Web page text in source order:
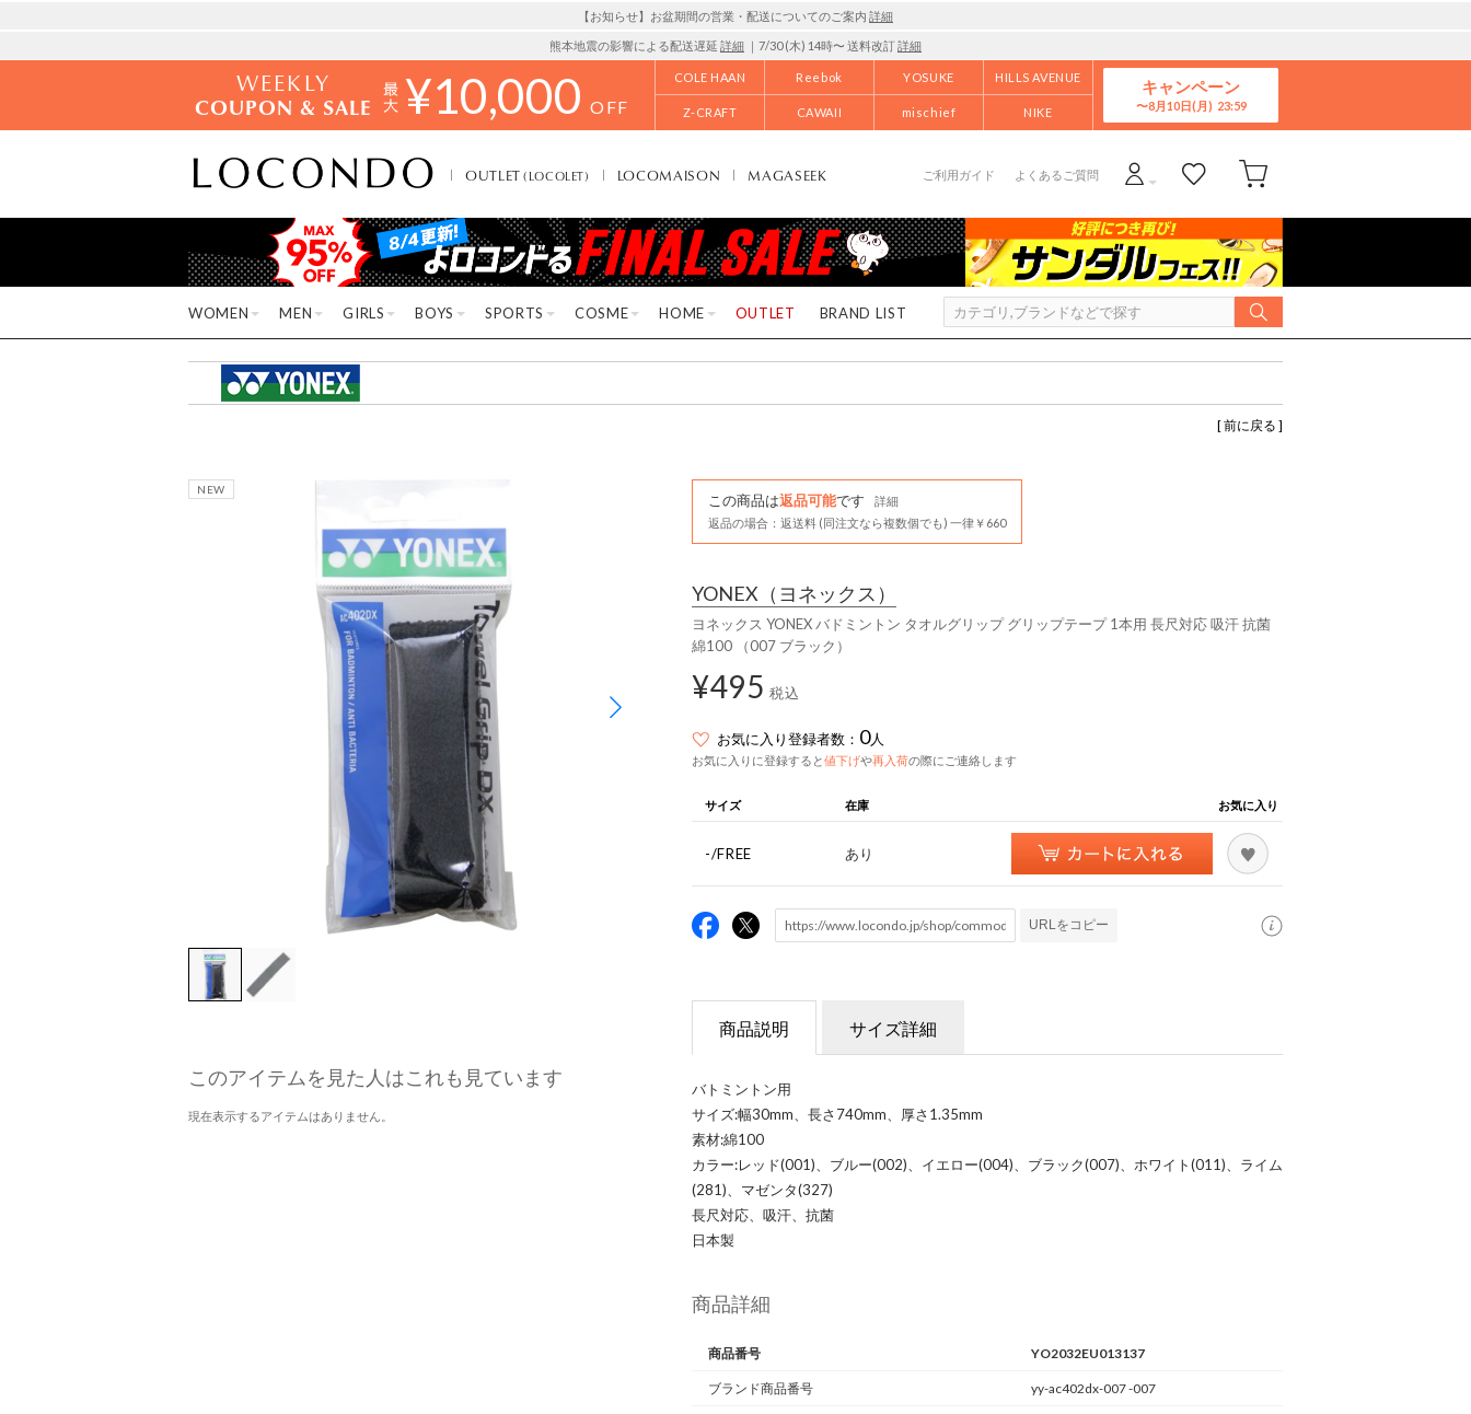
【お知らせ】お盆期間の営業・配送についてのご案内 詳細
熊本地震の影響による配送遅延 詳細 ｜7/30 (木) 14時〜 送料改訂詳細
WEEKLY
COUPON & SALE ¥10,000 OFF
COLE HAAN Reebok YOSUKE HILLS AVENUE
Z-CRAFT CAWAII mischief NIKE
キャンペーン
8月10日(月)
OUTLET(LOCOLET) LOCOMAISON MAGASEEK ご利用ガイド よくあるご質問
WOMEN MEN GIRLS BOYS SPORTS COSME HOME OUTLET BRAND LIST
[ 前に戻る ]
このアイテムを見た人はこれも見ています
現在表示するアイテムはありません。
この商品は返品可能です
詳細
返品の場合：返送料 (同注文なら複数個でも) 一律￥660
YONEX （ヨネックス）
ヨネックス YONEX バドミントン タオルグリップ グリップテープ 1本用 長尺対応 吸汗 抗菌
綿100 （007 ブラック）
¥495 税込
お気に入り登録者数： 0人
お気に入りに登録すると値下げや再入荷の際にご連絡します
サイズ 在庫 お気に入り
-/FREE あり
URLをコピー
商品説明 サイズ詳細
バトミントン用
サイズ:幅30mm、長さ740mm、厚さ1.35mm
素材:綿100
カラー:レッド(001)、ブルー(002)、イエロー(004)、ブラック(007)、ホワイト(011)、ライム
(281)、マゼンタ(327)
長尺対応、吸汗、抗菌
日本製
商品詳細
商品番号 YO2032EU013137
ブランド商品番号 yy-ac402dx-007 -007